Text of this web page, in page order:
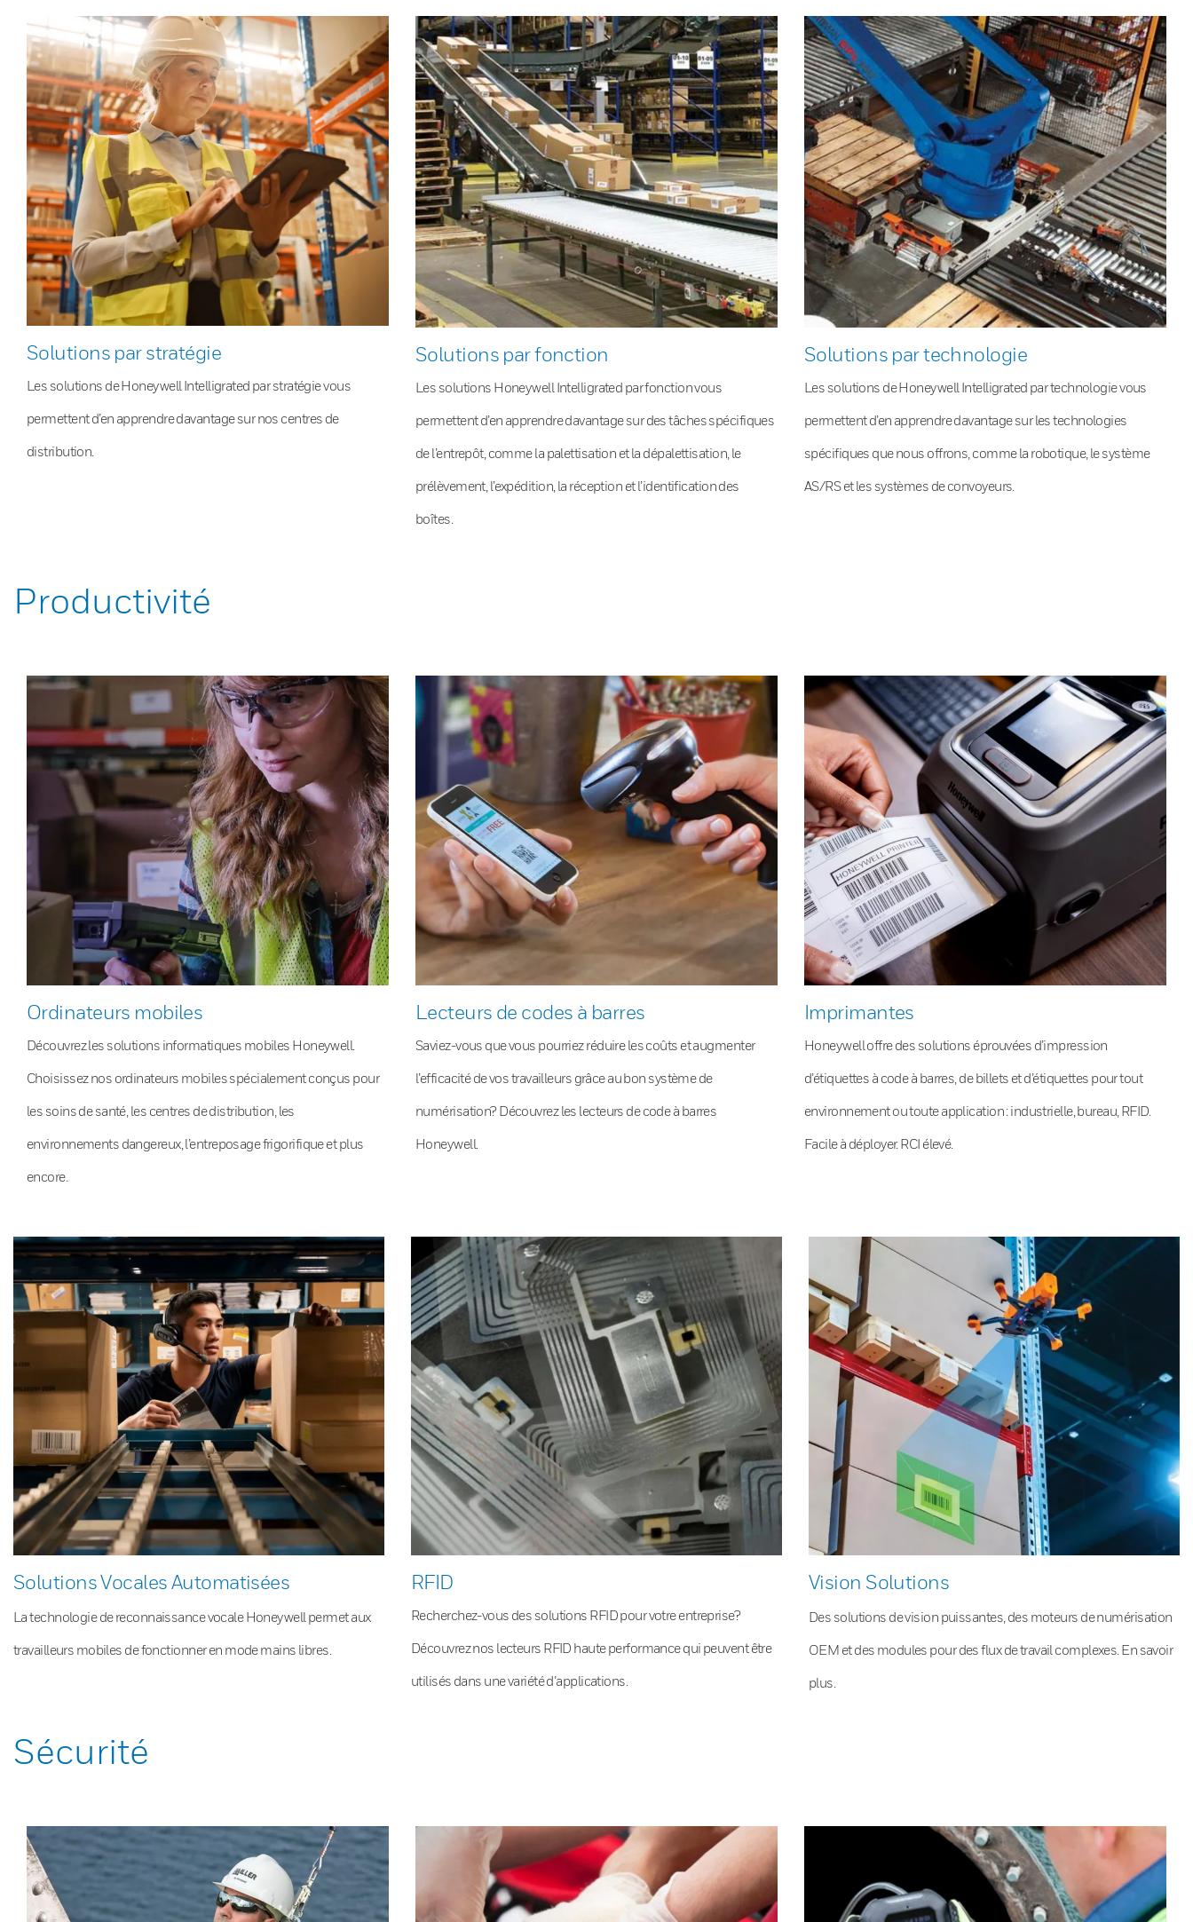
Solutions par stratégie
Les solutions de Honeywell Intelligrated par stratégie vous
permettent d’en apprendre davantage sur nos centres de
distribution.
Solutions par fonction
Les solutions Honeywell Intelligrated par fonction vous
permettent d’en apprendre davantage sur des tâches spécifiques
de l’entrepôt, comme la palettisation et la dépalettisation, le
prélèvement, l’expédition, la réception et l’identification des
boîtes.
Solutions par technologie
Les solutions de Honeywell Intelligrated par technologie vous
permettent d’en apprendre davantage sur les technologies
spécifiques que nous offrons, comme la robotique, le système
AS/RS et les systèmes de convoyeurs.
Productivité
Ordinateurs mobiles
Découvrez les solutions informatiques mobiles Honeywell.
Choisissez nos ordinateurs mobiles spécialement conçus pour
les soins de santé, les centres de distribution, les
environnements dangereux, l’entreposage frigorifique et plus
encore.
Lecteurs de codes à barres
Saviez-vous que vous pourriez réduire les coûts et augmenter
l’efficacité de vos travailleurs grâce au bon système de
numérisation? Découvrez les lecteurs de code à barres
Honeywell.
Imprimantes
Honeywell offre des solutions éprouvées d’impression
d’étiquettes à code à barres, de billets et d’étiquettes pour tout
environnement ou toute application : industrielle, bureau, RFID.
Facile à déployer. RCI élevé.
Solutions Vocales Automatisées
La technologie de reconnaissance vocale Honeywell permet aux
travailleurs mobiles de fonctionner en mode mains libres.
RFID
Recherchez-vous des solutions RFID pour votre entreprise?
Découvrez nos lecteurs RFID haute performance qui peuvent être
utilisés dans une variété d’applications.
Vision Solutions
Des solutions de vision puissantes, des moteurs de numérisation
OEM et des modules pour des flux de travail complexes. En savoir
plus.
Sécurité